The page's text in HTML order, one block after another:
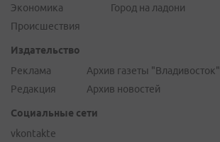
Экономика
Происшествия
Город на ладони
Издательство
Реклама
Редакция
Архив газеты "Владивосток"
Архив новостей
Социальные сети
vkontakte